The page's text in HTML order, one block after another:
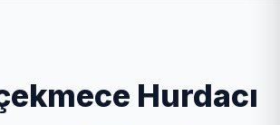
Hurdacı